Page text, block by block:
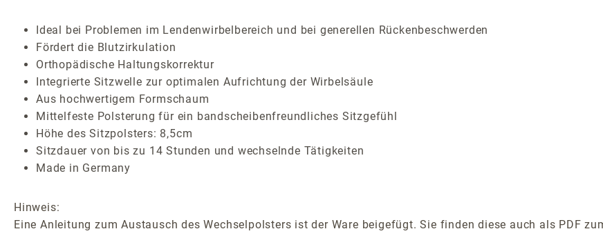
Ideal bei Problemen im Lendenwirbelbereich und bei generellen Rückenbeschwerden
Fördert die Blutzirkulation
Orthopädische Haltungskorrektur
Integrierte Sitzwelle zur optimalen Aufrichtung der Wirbelsäule
Aus hochwertigem Formschaum
Mittelfeste Polsterung für ein bandscheibenfreundliches Sitzgefühl
Höhe des Sitzpolsters: 8,5cm
Sitzdauer von bis zu 14 Stunden und wechselnde Tätigkeiten
Made in Germany
Hinweis:
Eine Anleitung zum Austausch des Wechselpolsters ist der Ware beigefügt. Sie finden diese auch als PDF